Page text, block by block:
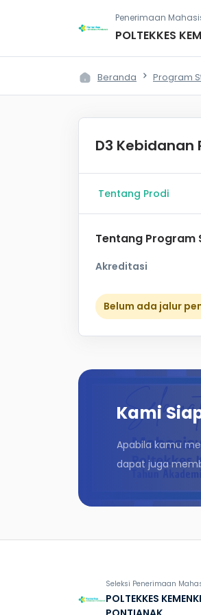
Penerimaan
POLTEKKES
Beranda Program
D3 Kebidanan
Tentang Prodi
Tentang Program
Akreditasi
Belum ada jalur
Kami
Apabila kamu
dapat juga
Seleksi Penerimaan
POLTEKKES